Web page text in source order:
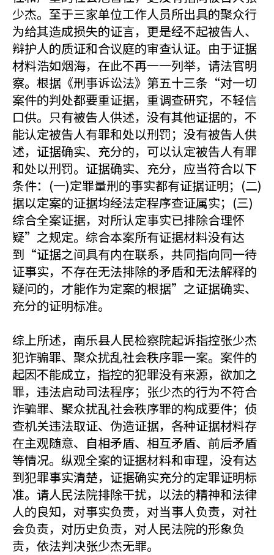
少杰。至于三家单位工作人员所出具的聚众行
为给其造成损失的证言，更是经不起被告人、
辩护人的质证和合议庭的审查认证。由于证据
材料浩如烟海，在此不再一一列举，请法官明
察。根据《刑事诉讼法》第五十三条“对一切
案件的判处都要重证据，重调查研究，不轻信
口供。只有被告人供述，没有其他证据的，不
能认定被告人有罪和处以刑罚；没有被告人供
述，证据确实、充分的，可以认定被告人有罪
和处以刑罚。证据确实、充分，应当符合以下
条件：(一)定罪量刑的事实都有证据证明；(二)
据以定案的证据均经法定程序查证属实；(三)
综合全案证据，对所认定事实已排除合理怀
疑”之规定。综合本案所有证据材料没有达
到“证据之间具有内在联系，共同指向同一待
证事实，不存在无法排除的矛盾和无法解释的
疑问的，才能作为定案的根据”之证据确实、
充分的证明标准。
综上所述，南乐县人民检察院起诉指控张少杰
犯诈骗罪、聚众扰乱社会秩序罪一案。案件的
起因不能成立，指控的犯罪没有来源，欲加之
罪，违法启动司法程序；张少杰的行为不符合
诈骗罪、聚众扰乱社会秩序罪的构成要件；侦
查机关违法取证、伪造证据，各种证据材料存
在主观随意、自相矛盾、相互矛盾、前后矛盾
等情况。纵观全案的证据材料和审理，没有达
到犯罪事实清楚，证据确实充分的定罪证明标
准。请人民法院排除干扰，以法的精神和法律
人的良知，对事实负责，对当事人负责，对社
会负责，对历史负责，对人民法院的形象负
责，依法判决张少杰无罪。